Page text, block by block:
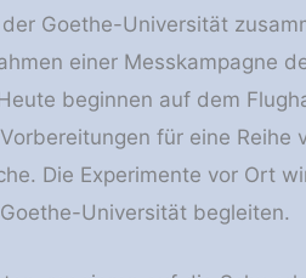
Goethe-Universität
einer Messkampagne
beginnen auf dem
für eine Reihe
Die Experimente vor Ort
Universität begleiten.